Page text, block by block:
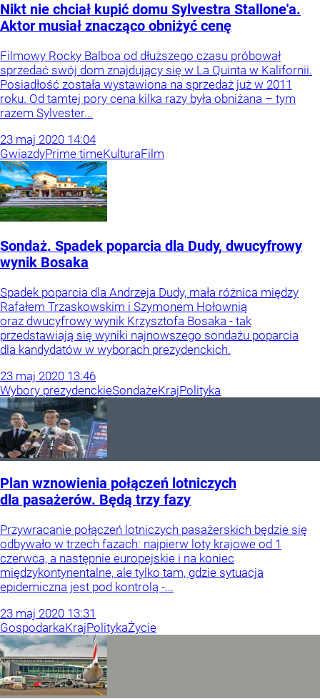
Nikt nie chciał kupić domu Sylvestra Stallone'a.
Aktor musiał znacząco obniżyć cenę
Filmowy Rocky Balboa od dłuższego czasu próbował
sprzedać swój dom znajdujący się w La Quinta w Kalifornii.
Posiadłość została wystawiona na sprzedaż już w 2011
roku. Od tamtej pory cena kilka razy była obniżana – tym
razem Sylvester...
23 maj 2020 14:04
GwiazdyPrime timeKulturaFilm
Sondaż. Spadek poparcia dla Dudy, dwucyfrowy
wynik Bosaka
Spadek poparcia dla Andrzeja Dudy, mała różnica między
Rafałem Trzaskowskim i Szymonem Hołownią
oraz dwucyfrowy wynik Krzysztofa Bosaka - tak
przedstawiają się wyniki najnowszego sondażu poparcia
dla kandydatów w wyborach prezydenckich.
23 maj 2020 13:46
Wybory prezydenckieSondażeKrajPolityka
Plan wznowienia połączeń lotniczych
dla pasażerów. Będą trzy fazy
Przywracanie połączeń lotniczych pasażerskich będzie się
odbywało w trzech fazach: najpierw loty krajowe od 1
czerwca, a następnie europejskie i na koniec
międzykontynentalne, ale tylko tam, gdzie sytuacja
epidemiczna jest pod kontrolą -...
23 maj 2020 13:31
GospodarkaKrajPolitykaŻycie